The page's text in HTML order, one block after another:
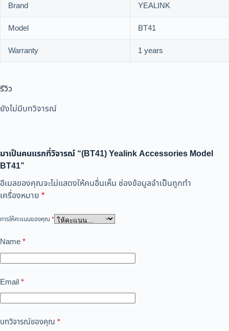
Brand
YEALINK
Model
BT41
Warranty
1 years
รีวิว
ยังไม่มีบทวิจารณ์
มาเป็นคนแรกที่วิจารณ์ “(BT41) Yealink Accessories Model
BT41”
อีเมลของคุณจะไม่แสดงให้คนอื่นเห็น ช่องข้อมูลจำเป็นถูกทำ
เครื่องหมาย *
การให้คะแนนของคุณ *
Name*
Email*
บทวิจารณ์ของคุณ *